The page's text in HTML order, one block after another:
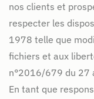
nos clients et
respecter les
1978 telle que
fichiers et aux
n°2016/679 du 27
En tant que